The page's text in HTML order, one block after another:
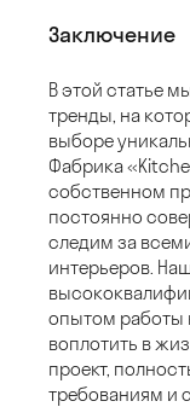
Заключение
В этой статье
тренды, на
выборе
Фабрика
собственном
постоянно
следим за
интерьеров.
опытом работы
воплотить в
проект,
требованиям и